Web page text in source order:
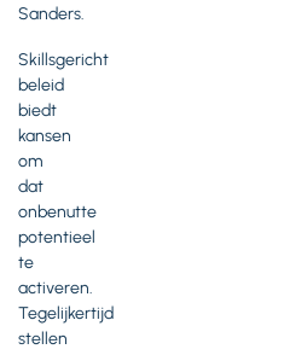
Sanders.
Skillsgericht
beleid
biedt
kansen
om
dat
onbenutte
potentieel
te
activeren.
Tegelijkertijd
stellen